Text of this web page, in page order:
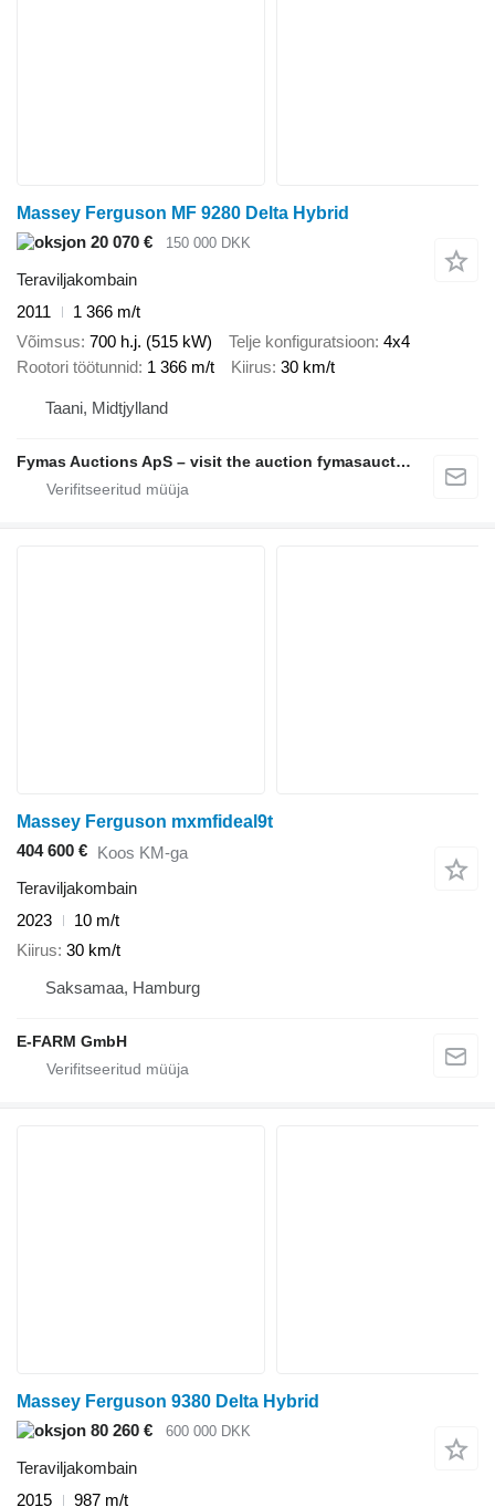
Massey Ferguson MF 9280 Delta Hybrid
20 070 €
150 000 DKK
Teraviljakombain
2011
1 366 m/t
Võimsus 700 h.j. (515 kW) Telje konfiguratsioon 4x4
Rootori töötunnid 1 366 m/t Kiirus 30 km/t
Taani, Midtjylland
Fymas Auctions ApS – visit the auction fymasauctions.dk
Massey Ferguson mxmfideal9t
404 600 € Koos KM-ga
Teraviljakombain
2023
10 m/t
Kiirus 30 km/t
Saksamaa, Hamburg
E-FARM GmbH
Massey Ferguson 9380 Delta Hybrid
80 260 €
600 000 DKK
Teraviljakombain
2015
987 m/t